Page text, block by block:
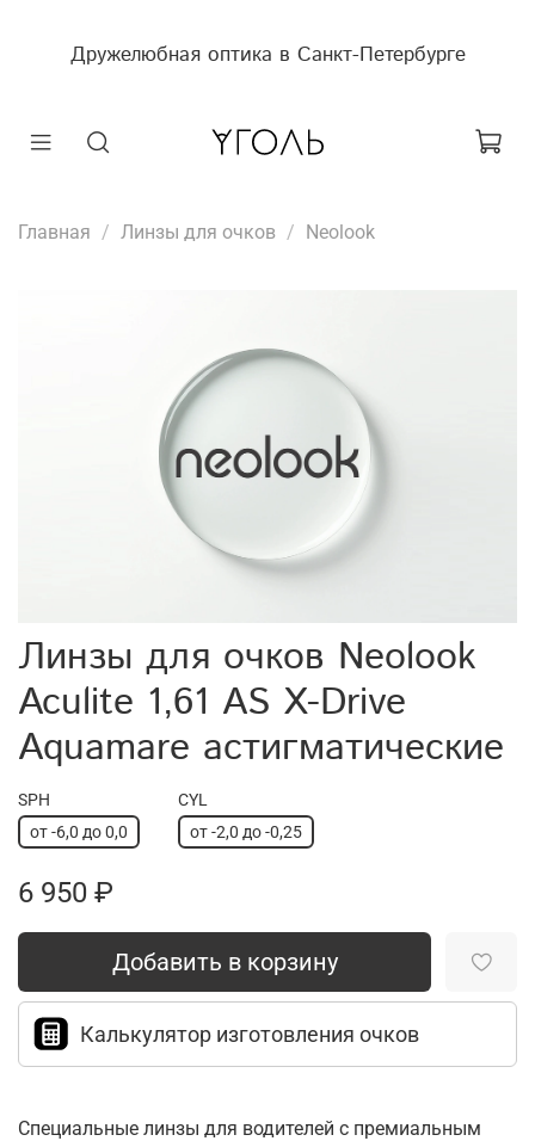
Дружелюбная оптика в Санкт-Петербурге
Главная Линзы для очков Neolook
Линзы для очков Neolook
Aculite 1,61 AS Х-Drive
Aquamare астигматические
SPH
от -6,0 до 0,0
CYL
от -2,0 до -0,25
6 950 ₽
Добавить в корзину
Калькулятор изготовления очков
Специальные линзы для водителей с премиальным